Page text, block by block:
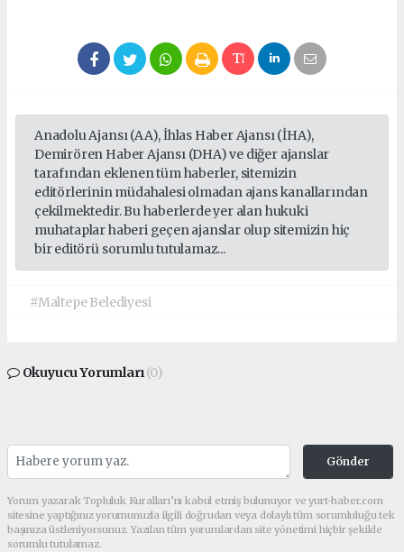
Anadolu Ajansı (AA), İhlas Haber Ajansı (İHA),
Demirören Haber Ajansı (DHA) ve diğer ajanslar
tarafından eklenen tüm haberler, sitemizin
editörlerinin müdahalesi olmadan ajans kanallarından
çekilmektedir. Bu haberlerde yer alan hukuki
muhataplar haberi geçen ajanslar olup sitemizin hiç
bir editörü sorumlu tutulamaz...
#Maltepe Belediyesi
Okuyucu Yorumları(0)
Gönder
Yorum yazarak Topluluk Kuralları’nı kabul etmiş bulunuyor ve yurt-haber.com
sitesine yaptığınız yorumunuzla ilgili doğrudan veya dolaylı tüm sorumluluğu tek
başınıza üstleniyorsunuz. Yazılan tüm yorumlardan site yönetimi hiçbir şekilde
sorumlu tutulamaz.